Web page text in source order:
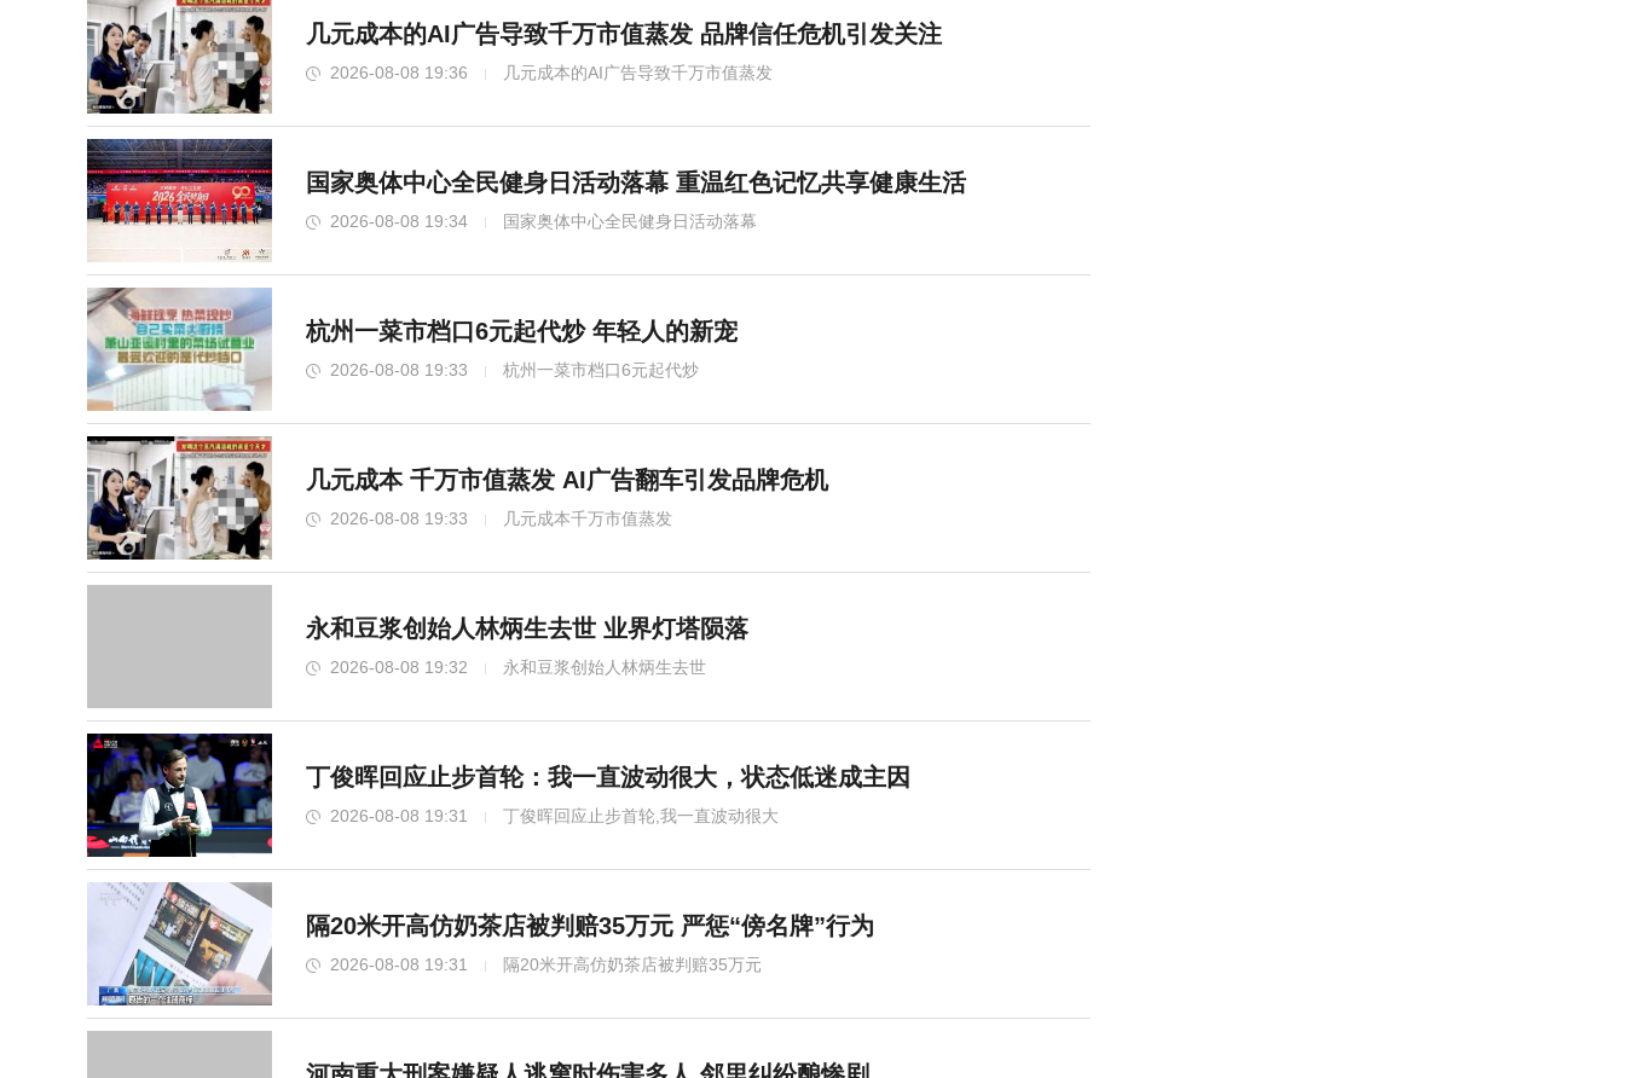
几元成本的AI广告导致千万市值蒸发 品牌信任危机引发关注
2026-08-08 19:36 几元成本的AI广告导致千万市值蒸发
国家奥体中心全民健身日活动落幕 重温红色记忆共享健康生活
2026-08-08 19:34 国家奥体中心全民健身日活动落幕
杭州一菜市档口6元起代炒 年轻人的新宠
2026-08-08 19:33 杭州一菜市档口6元起代炒
几元成本 千万市值蒸发 AI广告翻车引发品牌危机
2026-08-08 19:33 几元成本千万市值蒸发
永和豆浆创始人林炳生去世 业界灯塔陨落
2026-08-08 19:32 永和豆浆创始人林炳生去世
丁俊晖回应止步首轮：我一直波动很大，状态低迷成主因
2026-08-08 19:31 丁俊晖回应止步首轮,我一直波动很大
隔20米开高仿奶茶店被判赔35万元 严惩“傍名牌”行为
2026-08-08 19:31 隔20米开高仿奶茶店被判赔35万元